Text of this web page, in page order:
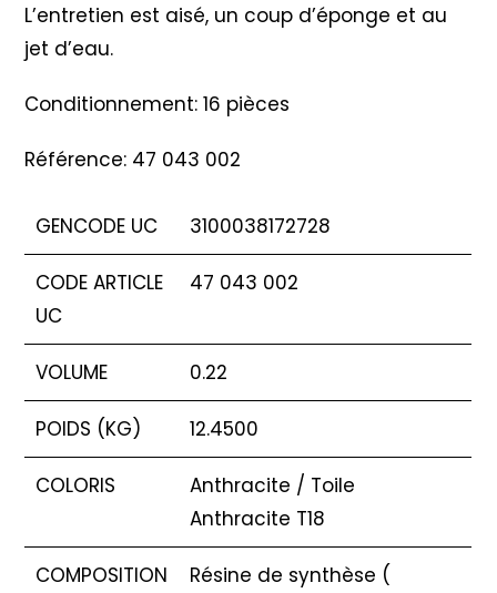
L’entretien est aisé, un coup d’éponge et au
jet d’eau.
Conditionnement: 16 pièces
Référence: 47 043 002
GENCODE UC 3100038172728
CODE ARTICLE
UC
47 043 002
VOLUME 0.22
POIDS (KG) 12.4500
COLORIS
Anthracite / Toile
Anthracite T18
COMPOSITION
Résine de synthèse (